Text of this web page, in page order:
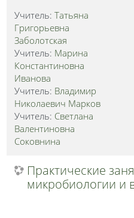
Учитель: Татьяна
Григорьевна
Заболотская
Учитель: Марина
Константиновна
Иванова
Учитель: Владимир
Николаевич Марков
Учитель: Светлана
Валентиновна
Соковнина
Практические
микробиологии и